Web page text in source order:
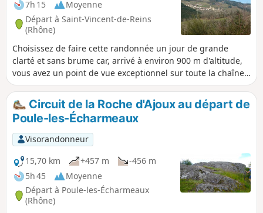
7h 15
Moyenne
Départ à Saint-Vincent-de-Reins
(Rhône)
Choisissez de faire cette randonnée un jour de grande
clarté et sans brume car, arrivé à environ 900 m d'altitude,
vous avez un point de vue exceptionnel sur toute la chaîne
des Alpes et vous pouvez admirer la majestuosité du Mont
Blanc.Circuit de la Roche d'Ajoux au départ de
Poule-les-Écharmeaux
Visorandonneur
15,70 km
+457 m
-456 m
5h 45
Moyenne
Départ à Poule-les-Écharmeaux
(Rhône)